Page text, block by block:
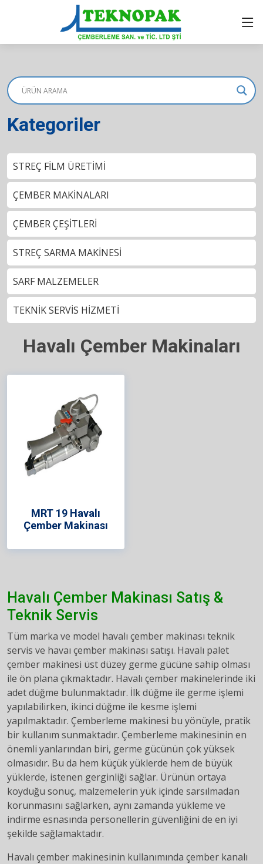
Kategoriler
STREÇ FİLM ÜRETİMİ
ÇEMBER MAKİNALARI
ÇEMBER ÇEŞİTLERİ
STREÇ SARMA MAKİNESİ
SARF MALZEMELER
TEKNİK SERVİS HİZMETİ
Havalı Çember Makinaları
MRT 19 Havalı
Çember Makinası
Havalı Çember Makinası Satış &
Teknik Servis
Tüm marka ve model havalı çember makinası teknik
servis ve havaı çember makinası satışı. Havalı palet
çember makinesi üst düzey germe gücüne sahip olması
ile ön plana çıkmaktadır. Havalı çember makinelerinde iki
adet düğme bulunmaktadır. İlk düğme ile germe işlemi
yapılabilirken, ikinci düğme ile kesme işlemi
yapılmaktadır. Çemberleme makinesi bu yönüyle, pratik
bir kullanım sunmaktadır. Çemberleme makinesinin en
önemli yanlarından biri, germe gücünün çok yüksek
olmasıdır. Bu da hem küçük yüklerde hem de büyük
yüklerde, istenen gerginliği sağlar. Ürünün ortaya
koyduğu sonuç, malzemelerin yük içinde sarsılmadan
korunmasını sağlarken, aynı zamanda yükleme ve
indirme esnasında personellerin güvenliğini de en iyi
şekilde sağlamaktadır.
Havalı çember makinesinin kullanımında çember kanalı